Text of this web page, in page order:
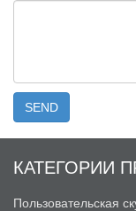
КАТЕГОРИИ
Пользовательская